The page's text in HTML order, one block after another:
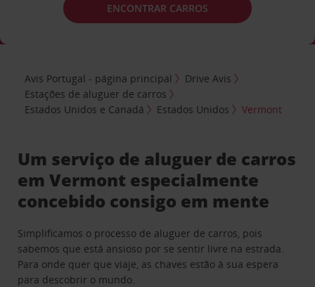
ENCONTRAR CARROS
Avis Portugal - página principal
Drive Avis
Estações de aluguer de carros
Estados Unidos e Canadá
Estados Unidos Vermont
Um serviço de aluguer de carros
em Vermont especialmente
concebido consigo em mente
Simplificamos o processo de aluguer de carros, pois
sabemos que está ansioso por se sentir livre na estrada.
Para onde quer que viaje, as chaves estão à sua espera
para descobrir o mundo.